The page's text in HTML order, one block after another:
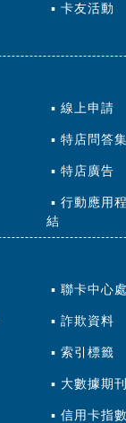
卡友活動
線上申請
特店問答集
特店廣告
行動應用
結
聯卡中心
詐欺資料
索引標籤
大數據期刊
信用卡指數